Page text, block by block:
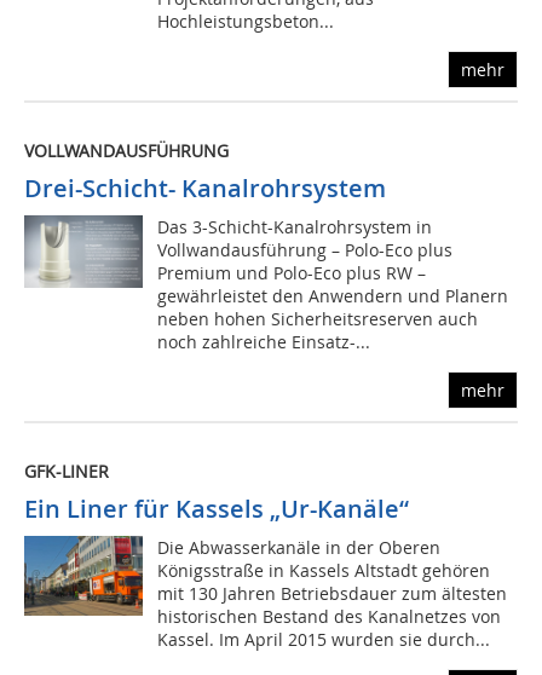
Hochleistungsbeton...
mehr
VOLLWANDAUSFÜHRUNG
Drei-Schicht- Kanalrohrsystem
Das 3-Schicht-Kanalrohrsystem in
Vollwandausführung – Polo-Eco plus
Premium und Polo-Eco plus RW –
gewährleistet den Anwendern und Planern
neben hohen Sicherheitsreserven auch
noch zahlreiche Einsatz-...
mehr
GFK-LINER
Ein Liner für Kassels „Ur-Kanäle“
Die Abwasserkanäle in der Oberen
Königsstraße in Kassels Altstadt gehören
mit 130 Jahren Betriebsdauer zum ältesten
historischen Bestand des Kanalnetzes von
Kassel. Im April 2015 wurden sie durch...